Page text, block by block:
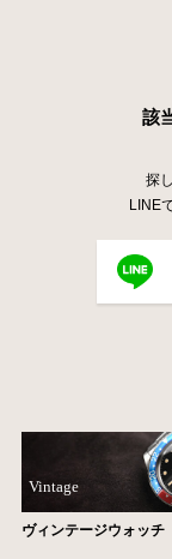
該
探
LINE
Vintage
ヴィンテージウォッチ